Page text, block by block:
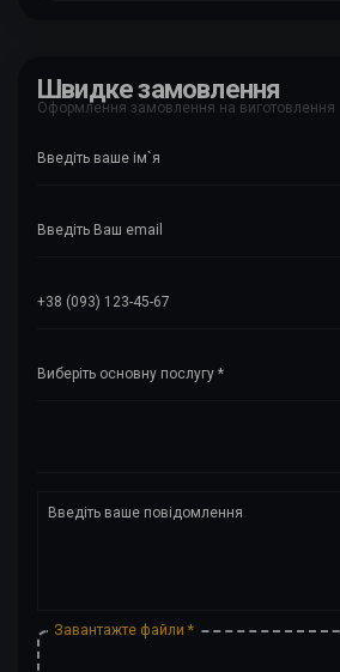
Швидке замовлення
Оформлення замовлення на виготовлення
Завантажте файли *